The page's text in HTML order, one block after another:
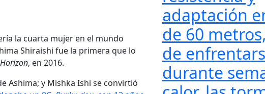
la cuarta mujer en el mundo
Shiraishi fue la primera que lo
Horizon, en 2016.
Ashima; y Mishka Ishi se convirtió
adaptación
de 60
de
durante